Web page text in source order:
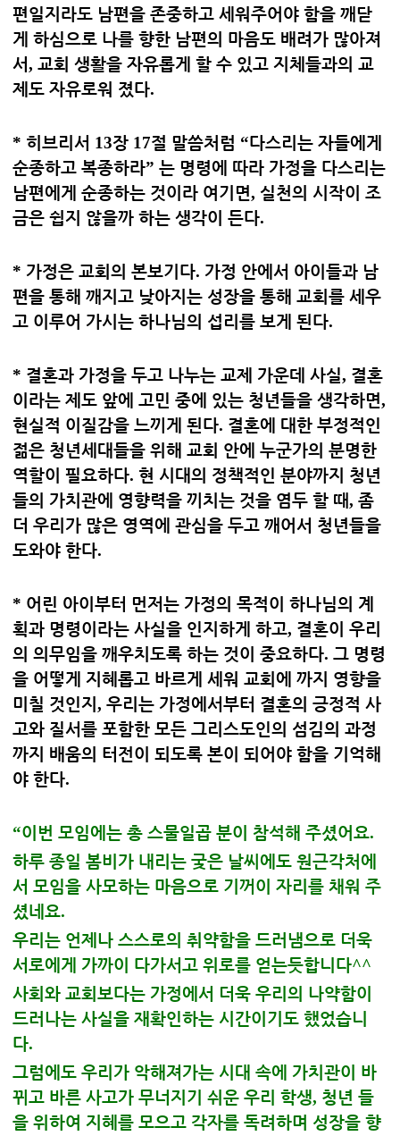
편일지라도 남편을 존중하고 세워주어야 함을 깨닫
게 하심으로 나를 향한 남편의 마음도 배려가 많아져
서, 교회 생활을 자유롭게 할 수 있고 지체들과의 교
제도 자유로워 졌다.
* 히브리서 13장 17절 말씀처럼 “다스리는 자들에게
순종하고 복종하라” 는 명령에 따라 가정을 다스리는
남편에게 순종하는 것이라 여기면, 실천의 시작이 조
금은 쉽지 않을까 하는 생각이 든다.
* 가정은 교회의 본보기다. 가정 안에서 아이들과 남
편을 통해 깨지고 낮아지는 성장을 통해 교회를 세우
고 이루어 가시는 하나님의 섭리를 보게 된다.
* 결혼과 가정을 두고 나누는 교제 가운데 사실, 결혼
이라는 제도 앞에 고민 중에 있는 청년들을 생각하면,
현실적 이질감을 느끼게 된다. 결혼에 대한 부정적인
젊은 청년세대들을 위해 교회 안에 누군가의 분명한
역할이 필요하다. 현 시대의 정책적인 분야까지 청년
들의 가치관에 영향력을 끼치는 것을 염두 할 때, 좀
더 우리가 많은 영역에 관심을 두고 깨어서 청년들을
도와야 한다.
* 어린 아이부터 먼저는 가정의 목적이 하나님의 계
획과 명령이라는 사실을 인지하게 하고, 결혼이 우리
의 의무임을 깨우치도록 하는 것이 중요하다. 그 명령
을 어떻게 지혜롭고 바르게 세워 교회에 까지 영향을
미칠 것인지 , 우리는 가정에서부터 결혼의 긍정적 사
고와 질서를 포함한 모든 그리스도인의 섬김의 과정
까지 배움의 터전이 되도록 본이 되어야 함을 기억해
야 한다.
“이번 모임에는 총 스물일곱 분이 참석해 주셨어요.
하루 종일 봄비가 내리는 궂은 날씨에도 원근각처에
서 모임을 사모하는 마음으로 기꺼이 자리를 채워 주
셨네요.
우리는 언제나 스스로의 취약함을 드러냄으로 더욱
서로에게 가까이 다가서고 위로를 얻는듯합니다^^
사회와 교회보다는 가정에서 더욱 우리의 나약함이
드러나는 사실을 재확인하는 시간이기도 했었습니
다.
그럼에도 우리가 악해져가는 시대 속에 가치관이 바
뀌고 바른 사고가 무너지기 쉬운 우리 학생, 청년 들
을 위하여 지혜를 모으고 각자를 독려하며 성장을 향